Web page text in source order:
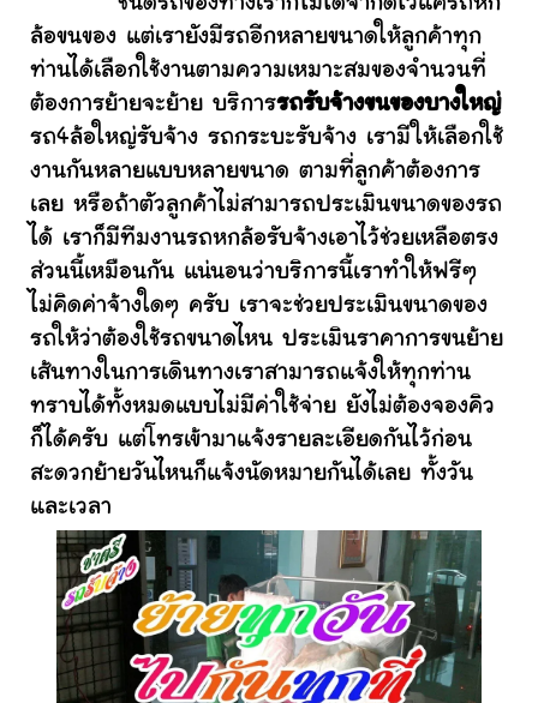
ล้อขนของ แต่เรายังมีรถอีกหลายขนาดให้ลูกค้าทุก
ท่านได้เลือกใช้งานตามความเหมาะสมของจำนวนที่
ต้องการย้ายจะย้าย บริการรถรับจ้างขนของบางใหญ่
รถ4ล้อใหญ่รับจ้าง รถกระบะรับจ้าง เรามีให้เลือกใช้
งานกันหลายแบบหลายขนาด ตามที่ลูกค้าต้องการ
เลย หรือถ้าตัวลูกค้าไม่สามารถประเมินขนาดของรถ
ได้ เราก็มีทีมงานรถหกล้อรับจ้างเอาไว้ช่วยเหลือตรง
ส่วนนี้เหมือนกัน แน่นอนว่าบริการนี้เราทำให้ฟรีๆ
ไม่คิดค่าจ้างใดๆ ครับ เราจะช่วยประเมินขนาดของ
รถให้ว่าต้องใช้รถขนาดไหน ประเมินราคาการขนย้าย
เส้นทางในการเดินทางเราสามารถแจ้งให้ทุกท่าน
ทราบได้ทั้งหมดแบบไม่มีค่าใช้จ่าย ยังไม่ต้องจองคิว
ก็ได้ครับ แต่โทรเข้ามาแจ้งรายละเอียดกันไว้ก่อน
สะดวกย้ายวันไหนก็แจ้งนัดหมายกันได้เลย ทั้งวัน
และเวลา